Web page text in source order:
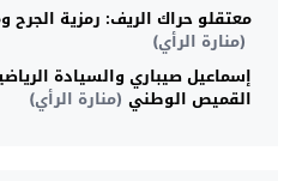
معتقلو حراك الريف: رمزية
(منارة الرأي)
إسماعيل صيباري والسيادة
القميص الوطني (منارة الرأي)